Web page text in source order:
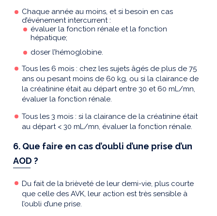
Chaque année au moins, et si besoin en cas
d’événement intercurrent :
évaluer la fonction rénale et la fonction
hépatique;
doser l’hémoglobine.
Tous les 6 mois : chez les sujets âgés de plus de 75
ans ou pesant moins de 60 kg, ou si la clairance de
la créatinine était au départ entre 30 et 60 mL/mn,
évaluer la fonction rénale.
Tous les 3 mois : si la clairance de la créatinine était
au départ < 30 mL/mn, évaluer la fonction rénale.
6. Que faire en cas d’oubli d’une prise d’un
AOD ?
Du fait de la brièveté de leur demi-vie, plus courte
que celle des AVK, leur action est très sensible à
l’oubli d’une prise.